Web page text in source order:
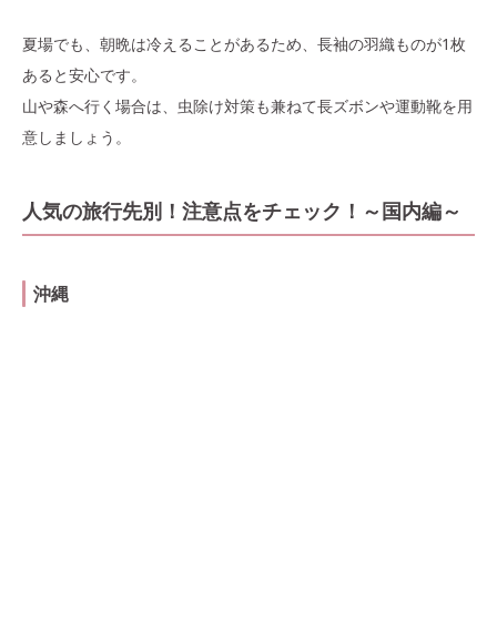
夏場でも、朝晩は冷えることがあるため、長袖の羽織ものが1枚
あると安心です。
山や森へ行く場合は、虫除け対策も兼ねて長ズボンや運動靴を用
意しましょう。
人気の旅行先別！注意点をチェック！～国内編～
沖縄